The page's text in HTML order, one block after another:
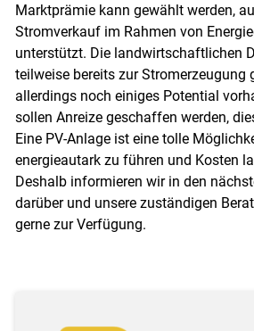
Marktprämie kann gewählt werden,
Stromverkauf im Rahmen von
unterstützt. Die landwirtschaftlichen
teilweise bereits zur Stromerzeugung
allerdings noch einiges Potential
sollen Anreize geschaffen werden,
Eine PV-Anlage ist eine tolle
energieautark zu führen und Kosten
Deshalb informieren wir in den
darüber und unsere zuständigen
gerne zur Verfügung.